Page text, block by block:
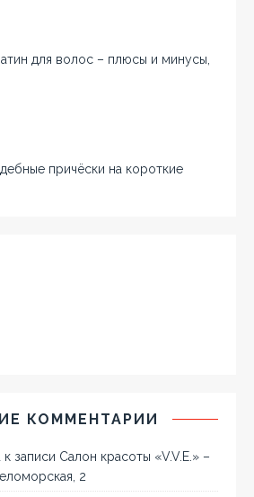
для волос – плюсы и минусы,
причёски на короткие
КОММЕНТАРИИ
к записи Салон красоты «V.V.E.» –
2